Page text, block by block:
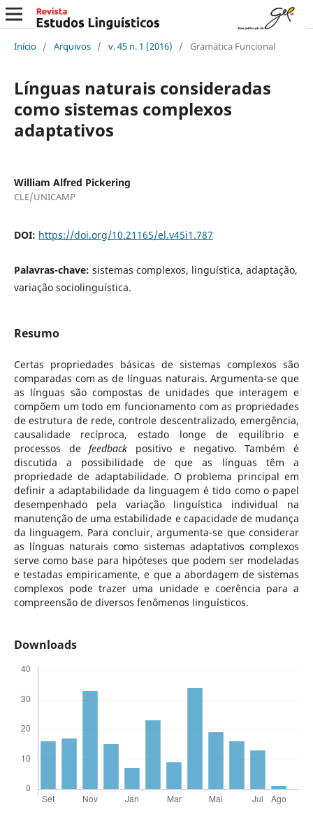
Início / Arquivos / v. 45 n. 1 (2016) / Gramática Funcional
Línguas naturais consideradas
como sistemas complexos
adaptativos
William Alfred Pickering
CLE/UNICAMP
DOI: https://doi.org/10.21165/el.v45i1.787
Palavras-chave: sistemas complexos, linguística, adaptação,
variação sociolinguística.
Resumo
Certas propriedades básicas de sistemas complexos são
comparadas com as de línguas naturais. Argumenta-se que
as línguas são compostas de unidades que interagem e
compõem um todo em funcionamento com as propriedades
de estrutura de rede, controle descentralizado, emergência,
causalidade recíproca, estado longe de equilíbrio e
processos defeedback positivo e negativo. Também é
discutida a possibilidade de que as línguas têm a
propriedade de adaptabilidade. O problema principal em
definir a adaptabilidade da linguagem é tido como o papel
desempenhado pela variação linguística individual na
manutenção de uma estabilidade e capacidade de mudança
da linguagem. Para concluir, argumenta-se que considerar
as línguas naturais como sistemas adaptativos complexos
serve como base para hipóteses que podem ser modeladas
e testadas empiricamente, e que a abordagem de sistemas
complexos pode trazer uma unidade e coerência para a
compreensão de diversos fenômenos linguísticos.
Downloads